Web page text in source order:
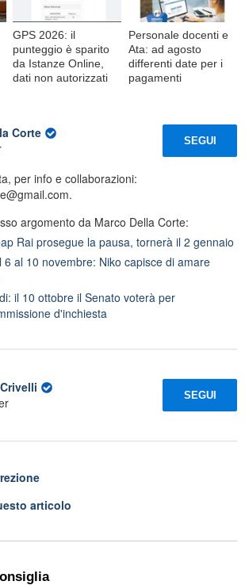
GPS 2026: il
punteggio è sparito
da Istanze Online,
dati non autorizzati
Personale docenti e
Ata: ad agosto
differenti date per i
pagamenti
Corte
SEGUI
per info e collaborazioni:
argomento da Marco Della Corte:
Rai prosegue la pausa, tornerà il 2 gennaio
6 al 10 novembre: Niko capisce di amare
il 10 ottobre il Senato voterà per
d'inchiesta
SEGUI
articolo